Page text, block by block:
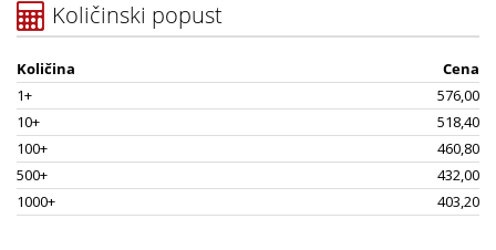
Količinski popust
Količina
Cena
1+
576,00
10+
518,40
100+
460,80
500+
432,00
1000+
403,20